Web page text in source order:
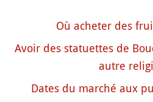
Où acheter des
Avoir des statuettes de
autre
Dates du marché aux